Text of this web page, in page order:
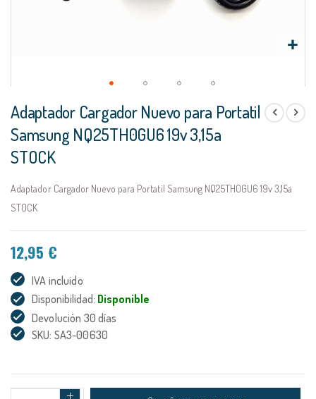
al
comienzo
de
la
galería
de
imágenes
Adaptador Cargador Nuevo para Portatil
Samsung NQ25TH0GU6 19v 3,15a
STOCK
Adaptador Cargador Nuevo para Portatil Samsung NQ25TH0GU6 19v 3,15a
STOCK
12,95 €
IVA incluido
Disponibilidad: Disponible
Devolución 30 días
SKU: SA3-00630